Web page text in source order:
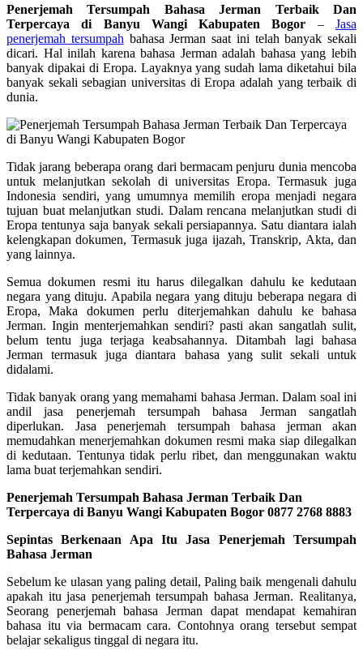
Penerjemah Tersumpah Bahasa Jerman Terbaik Dan
Terpercaya di Banyu Wangi Kabupaten Bogor –Jasa
penerjemah tersumpah bahasa Jerman saat ini telah banyak sekali
dicari. Hal inilah karena bahasa Jerman adalah bahasa yang lebih
banyak dipakai di Eropa. Layaknya yang sudah lama diketahui bila
banyak sekali sebagian universitas di Eropa adalah yang terbaik di
dunia.
Tidak jarang beberapa orang dari bermacam penjuru dunia mencoba
untuk melanjutkan sekolah di universitas Eropa. Termasuk juga
Indonesia sendiri, yang umumnya memilih eropa menjadi negara
tujuan buat melanjutkan studi. Dalam rencana melanjutkan studi di
Eropa tentunya saja banyak sekali persiapannya. Satu diantara ialah
kelengkapan dokumen, Termasuk juga ijazah, Transkrip, Akta, dan
yang lainnya.
Semua dokumen resmi itu harus dilegalkan dahulu ke kedutaan
negara yang dituju. Apabila negara yang dituju beberapa negara di
Eropa, Maka dokumen perlu diterjemahkan dahulu ke bahasa
Jerman. Ingin menterjemahkan sendiri? pasti akan sangatlah sulit,
belum tentu juga terjaga keabsahannya. Ditambah lagi bahasa
Jerman termasuk juga diantara bahasa yang sulit sekali untuk
didalami.
Tidak banyak orang yang memahami bahasa Jerman. Dalam soal ini
andil jasa penerjemah tersumpah bahasa Jerman sangatlah
diperlukan. Jasa penerjemah tersumpah bahasa jerman akan
memudahkan menerjemahkan dokumen resmi maka siap dilegalkan
di kedutaan. Tentunya tidak perlu ribet, dan menggunakan waktu
lama buat terjemahkan sendiri.
Penerjemah Tersumpah Bahasa Jerman Terbaik Dan
Terpercaya di Banyu Wangi Kabupaten Bogor 0877 2768 8883
Sepintas Berkenaan Apa Itu Jasa Penerjemah Tersumpah
Bahasa Jerman
Sebelum ke ulasan yang paling detail, Paling baik mengenali dahulu
apakah itu jasa penerjemah tersumpah bahasa Jerman. Realitanya,
Seorang penerjemah bahasa Jerman dapat mendapat kemahiran
bahasa itu via bermacam cara. Contohnya orang tersebut sempat
belajar sekaligus tinggal di negara itu.